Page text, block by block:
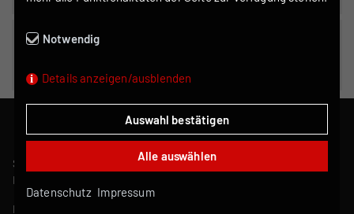
BÜROFACHKRAFT
Zurück nach oben
Söhnchen GmbH
Brandschutz & Service
Riesaer Weg 7
Notwendig
Details anzeigen/ausblenden
Auswahl bestätigen
Alle auswählen
Datenschutz Impressum